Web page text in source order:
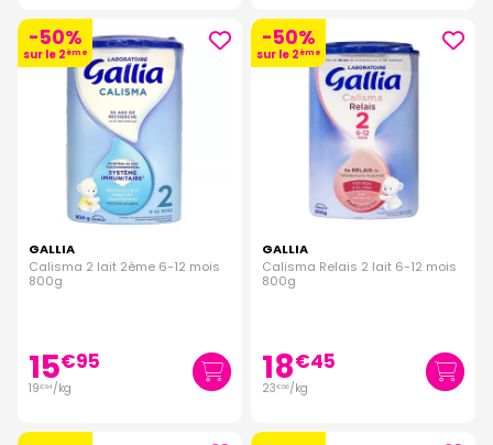
-50%
sur le 2ème
GALLIA
Calisma 2 lait 2ème 6-12 mois
800g
15€95
19€94 /kg
-50%
sur le 2ème
GALLIA
Calisma Relais 2 lait 6-12 mois
800g
18€45
23€06/kg